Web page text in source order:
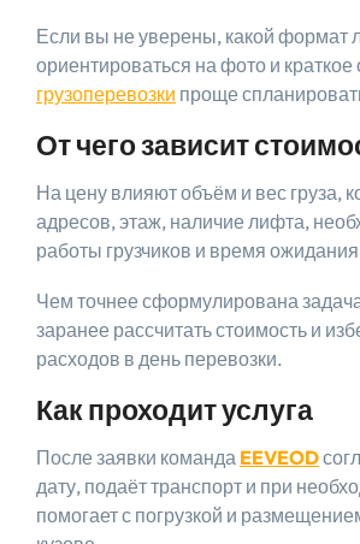
Если вы не уверены, какой формат
ориентироваться на фото и
грузоперевозки проще
От чего зависит
На цену влияют объём и вес груза,
адресов, этаж, наличие лифта,
работы грузчиков и время
Чем точнее сформулирована
заранее рассчитать стоимость и
расходов в день перевозки.
Как проходит услуга
После заявки команда EEVEOD
дату, подаёт транспорт и при
помогает с погрузкой и